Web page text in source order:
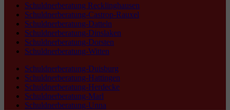
Schuldnerberatung Recklinghausen
Schuldnerberatung-Castrop-Rauxel
Schuldnerberatung-Datteln
Schuldnerberatung-Dinslaken
Schuldnerberatung-Dorsten
Schuldnerberatung-Witten
Schuldnerberatung-Duisburg
Schuldnerberatung-Hattingen
Schuldnerberatung-Herdecke
Schuldnerberatung-Marl
Schuldnerberatung-Unna